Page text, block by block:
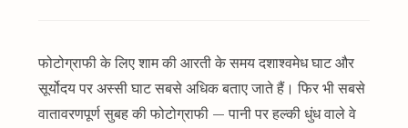
फोटोग्राफी के लिए शाम की आरती के समय दशाश्वमेध घाट और
सूर्योदय पर अस्सी घाट सबसे अधिक बताए जाते हैं। फिर भी सबसे
वातावरणपूर्ण सुबह की फोटोग्राफी — पानी पर हल्की धुंध वाले वे